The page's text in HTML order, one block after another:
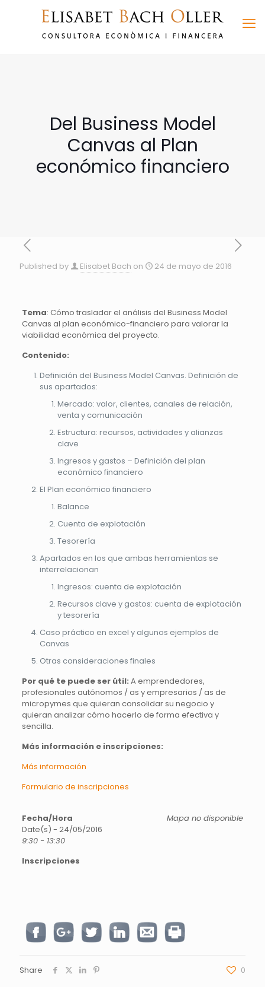
Del Business Model
Canvas al Plan
económico financiero
Published by Elisabet Bach on 24 de mayo de 2016
Tema: Cómo trasladar el análisis del Business Model
Canvas al plan económico-financiero para valorar la
viabilidad económica del proyecto.
Contenido:
Definición del Business Model Canvas. Definición de
sus apartados:
Mercado: valor, clientes, canales de relación,
venta y comunicación
Estructura: recursos, actividades y alianzas
clave
Ingresos y gastos – Definición del plan
económico financiero
El Plan económico financiero
Balance
Cuenta de explotación
Tesorería
Apartados en los que ambas herramientas se
interrelacionan
Ingresos: cuenta de explotación
Recursos clave y gastos: cuenta de explotación
y tesorería
Caso práctico en excel y algunos ejemplos de
Canvas
Otras consideraciones finales
Por qué te puede ser útil: A emprendedores,
profesionales autónomos / as y empresarios / as de
micropymes que quieran consolidar su negocio y
quieran analizar cómo hacerlo de forma efectiva y
sencilla.
Más información e inscripciones:
Más información
Formulario de inscripciones
Mapa no disponible
Fecha/Hora
Date(s) - 24/05/2016
9:30 - 13:30
Inscripciones
Share 0